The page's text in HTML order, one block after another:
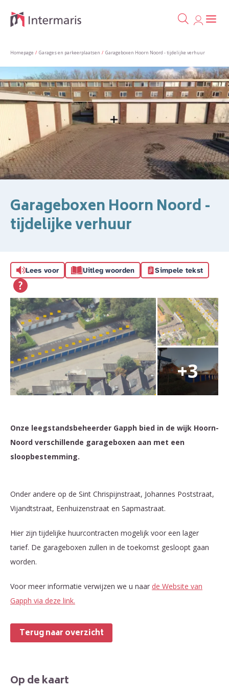
Naar hoofdinhoud
Naar hoofdnavigatiemenu
Naar zoeken
Naar de homepage Ga
Homepage Garages en parkeerplaatsen Garageboxen Hoorn Noord - tijdelijke verhuur
Garageboxen Hoorn Noord -
tijdelijke verhuur
Lees voor Uitleg woorden Simpele tekst
Onze leegstandsbeheerder Gapph bied in de wijk Hoorn-
Noord verschillende garageboxen aan met een
sloopbestemming.
Onder andere op de Sint Chrispijnstraat, Johannes Poststraat,
Vijandtstraat, Eenhuizenstraat en Sapmastraat.
Hier zijn tijdelijke huurcontracten mogelijk voor een lager
tarief. De garageboxen zullen in de toekomst gesloopt gaan
worden.
Voor meer informatie verwijzen we u naar de Website van
Gapph via deze link.
Terug naar overzicht
Op de kaart